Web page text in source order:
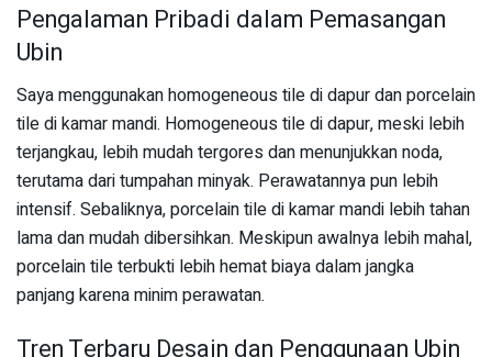
Pengalaman Pribadi dalam Pemasangan
Ubin
Saya menggunakan homogeneous tile di dapur dan porcelain
tile di kamar mandi. Homogeneous tile di dapur, meski lebih
terjangkau, lebih mudah tergores dan menunjukkan noda,
terutama dari tumpahan minyak. Perawatannya pun lebih
intensif. Sebaliknya, porcelain tile di kamar mandi lebih tahan
lama dan mudah dibersihkan. Meskipun awalnya lebih mahal,
porcelain tile terbukti lebih hemat biaya dalam jangka
panjang karena minim perawatan.
Tren Terbaru Desain dan Penggunaan Ubin